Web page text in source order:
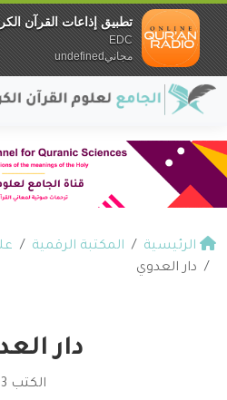
الرئيسية المكتبة الرقمية
دار العدوي
دار
الكتب 3
تطبيق إذاعات القرآن
EDC
مجانيundefined